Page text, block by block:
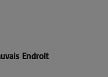
Endroit